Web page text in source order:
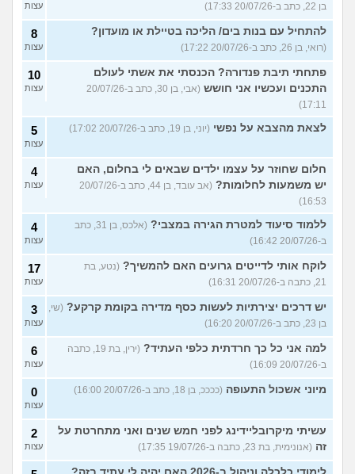
בן 22, כתב ב-20/07/26 17:33)
עצות
להתחיל עם בנות בים/ הליכה בטיילת או מועדון?
(רואי, בן 26, כתב ב-20/07/26 17:22)
8
עצות
פתחתי תיבת פנדורה? הכנסתי את אשתי לעולם
התכנים ועכשיו אני חושש
(אבי, בן 30, כתב ב-20/07/26
17:11)
10
עצות
לצאת מהצבא על נפשי (יוני, בן 19, כתב ב-20/07/26 17:02) 5
עצות
חלום שחוזר על עצמו ילדים שבאים לי בחלום, האם
יש משמעות לחלומות?
(אב עובד, בן 44, כתב ב-20/07/26
16:53)
4
עצות
ללמוד סיעוד למטרת הגירה במצבי?
(אלכס, בן 31, כתב
ב-20/07/26 16:42)
4
עצות
לוקח אותי לדייטים גרועים האם להמשיך? (נטע, בת
21, כתבה ב-20/07/26 16:31)
17
עצות
יש דרכים יצירתיות לעשות כסף מדירה בקומת קרקע? (שי,
בן 23, כתב ב-20/07/26 16:20)
3
עצות
למה אני כל כך חרדתית כלפי העתיד?
(ירין, בת 19, כתבה
ב-20/07/26 16:09)
6
עצות
מיוני אשכול התעופה (ככככ, בן 18, כתב ב-20/07/26 16:00) 0
עצות
עשיתי מיקרובליידינג לפני חמש שנים ואני מתחרטת על
זה (אנונימית, בת 23, כתבה ב-19/07/26 17:35)
2
עצות